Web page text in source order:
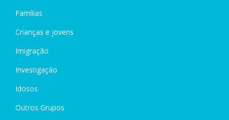
Famílias
Crianças e jovens
Imigração
Investigação
Idosos
Outros Grupos